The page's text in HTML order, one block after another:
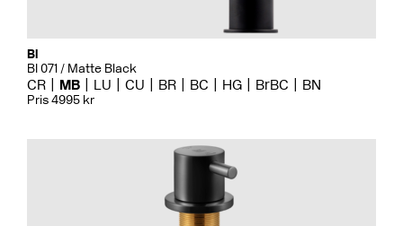
Bi
BI 071 / Matte Black
CR MB LU CU BR BC HG BrBC BN
Pris 4995 kr